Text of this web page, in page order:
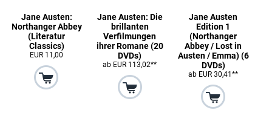
Jane Austen:
Northanger Abbey
(Literatur
Classics)
EUR 11,00
Jane Austen: Die
brillanten
Verfilmungen
ihrer Romane (20
DVDs)
ab EUR 113,02**
Jane Austen
Edition 1
(Northanger
Abbey / Lost in
Austen / Emma) (6
DVDs)
ab EUR 30,41**